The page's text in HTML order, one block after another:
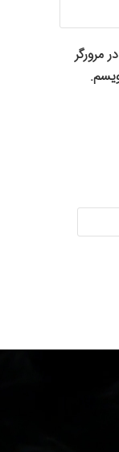
مرورگر